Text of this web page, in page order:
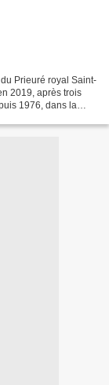
Prieuré royal Saint-
2019, après trois
1976, dans la